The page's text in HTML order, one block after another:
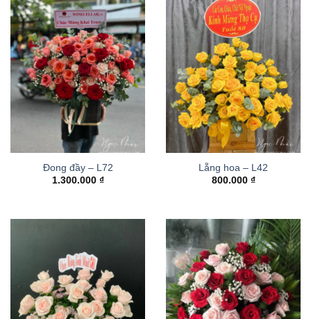
Đong đầy – L72
1.300.000 ₫
Lẵng hoa – L42
800.000 ₫